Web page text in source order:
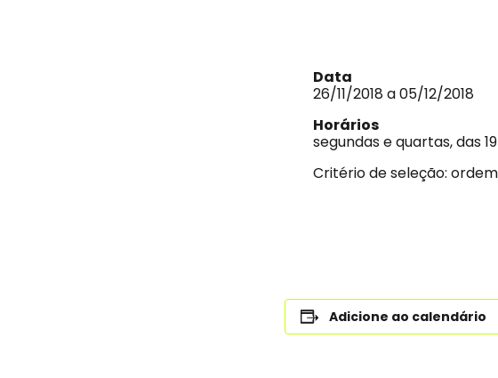
Data
26/11/2018 a 05/12/2018
Horários
segundas e quartas, das
Critério de seleção:
Adicione ao calendário